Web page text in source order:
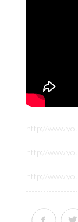
http://
http://
http://